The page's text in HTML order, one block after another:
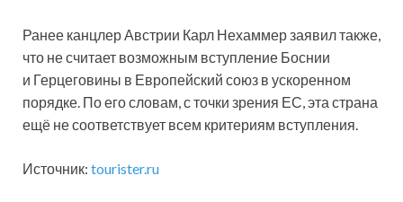
Ранее канцлер Австрии Карл Нехаммер заявил также,
что не считает возможным вступление Боснии
и Герцеговины в Европейский союз в ускоренном
порядке. По его словам, с точки зрения ЕС, эта страна
ещё не соответствует всем критериям вступления.
Источник: tourister.ru